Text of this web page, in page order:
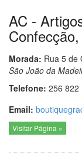
AC -
Morada: Rua 5 de
São João da
Telefone: 256 822
Email:
Visitar Página »